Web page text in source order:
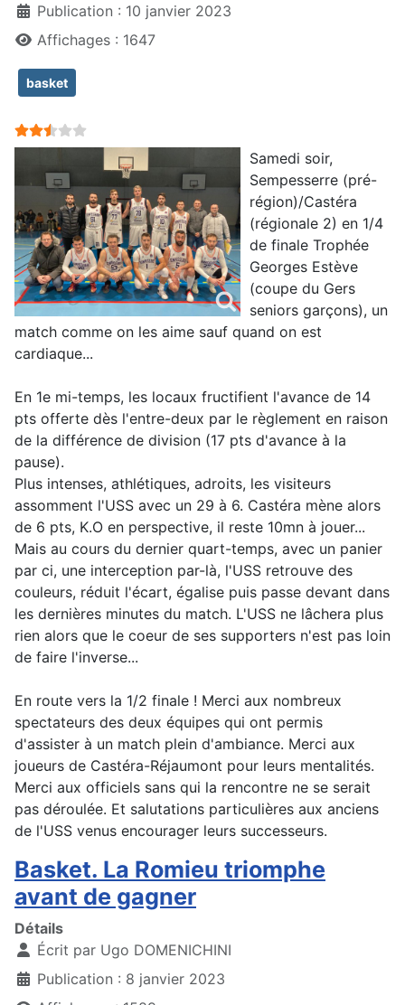
Publication : 10 janvier 2023
Affichages : 1647
basket
Vote utilisateur:
Samedi soir,
Sempesserre (pré-
région)/Castéra
(régionale 2) en 1/4
de finale Trophée
Georges Estève
(coupe du Gers
seniors garçons), un
match comme on les aime sauf quand on est
cardiaque...
En 1e mi-temps, les locaux fructifient l'avance de 14
pts offerte dès l'entre-deux par le règlement en raison
de la différence de division (17 pts d'avance à la
pause).
Plus intenses, athlétiques, adroits, les visiteurs
assomment l'USS avec un 29 à 6. Castéra mène alors
de 6 pts, K.O en perspective, il reste 10mn à jouer...
Mais au cours du dernier quart-temps, avec un panier
par ci, une interception par-là, l'USS retrouve des
couleurs, réduit l'écart, égalise puis passe devant dans
les dernières minutes du match. L'USS ne lâchera plus
rien alors que le coeur de ses supporters n'est pas loin
de faire l'inverse...
En route vers la 1/2 finale ! Merci aux nombreux
spectateurs des deux équipes qui ont permis
d'assister à un match plein d'ambiance. Merci aux
joueurs de Castéra-Réjaumont pour leurs mentalités.
Merci aux officiels sans qui la rencontre ne se serait
pas déroulée. Et salutations particulières aux anciens
de l'USS venus encourager leurs successeurs.
Basket. La Romieu triomphe
avant de gagner
Détails
Écrit par Ugo DOMENICHINI
Publication : 8 janvier 2023